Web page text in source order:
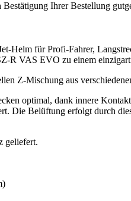
Bestätigung Ihrer Bestellung
Helm für Profi-Fahrer,
R VAS EVO zu einem
Z-Mischung aus
optimal, dank innere
Die Belüftung erfolgt durch
geliefert.